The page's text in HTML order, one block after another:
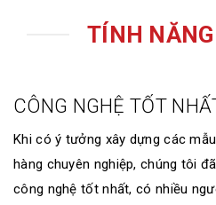
TÍNH
CÔNG NGHỆ TỐT
Khi có ý tưởng xây dựng các
hàng chuyên nghiệp, chúng tôi
công nghệ tốt nhất, có nhiều